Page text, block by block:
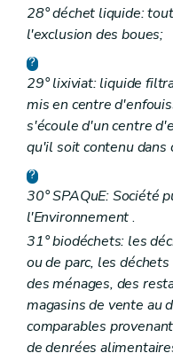
28° déchet liquide:
l'exclusion des boues;
29° lixiviat: liquide
mis en centre
s'écoule d'un centre
qu'il soit contenu dans
30° SPAQuE: Société
l'Environnement.
31° biodéchets: les
ou de parc, les
des ménages, des
magasins de vente au
comparables
de denrées